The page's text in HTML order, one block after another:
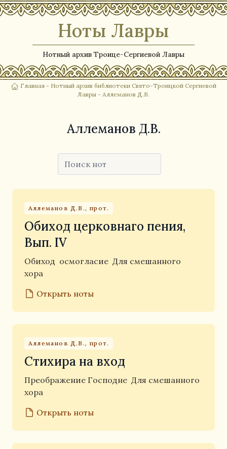
Ноты Лавры
Нотный архив Троице-Сергиевой Лавры
Главная - Нотный архив библиотеки Свято-Троицкой Сергиевой
Лавры - Аллеманов Д.В.
Аллеманов Д.В.
Аллеманов Д.В., прот.
Обиход церковнаго пения,
Вып. IV
Обиход осмогласие Для смешанного
хора
Открыть ноты
Аллеманов Д.В., прот.
Стихира на вход
Преображение Господне Для смешанного
хора
Открыть ноты